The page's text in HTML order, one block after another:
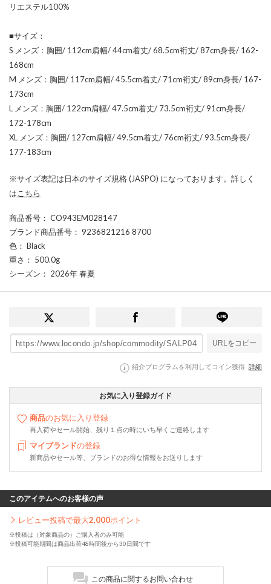
リエステル100%
■サイズ：
S メンズ：胸囲/ 112cm肩幅/ 44cm着丈/ 68.5cm裄丈/ 87cm身長/ 162-
168cm
M メンズ：胸囲/ 117cm肩幅/ 45.5cm着丈/ 71cm裄丈/ 89cm身長/ 167-
173cm
L メンズ：胸囲/ 122cm肩幅/ 47.5cm着丈/ 73.5cm裄丈/ 91cm身長/
172-178cm
XL メンズ：胸囲/ 127cm肩幅/ 49.5cm着丈/ 76cm裄丈/ 93.5cm身長/
177-183cm
※サイズ表記は日本のサイズ規格 (JASPO) になっております。詳しく
は こちら
商品番号 ： CO943EM028147
ブランド商品番号 ： 9236821216 8700
色 ： Black
重さ ： 500.0g
シーズン ： 2026年 春夏
URLをコピー
紹介プログラムを利用してコイン獲得 詳細
お気に入り登録ガイド
商品のお気に入り登録
再入荷やセール開始、残り１点の時にいち早くご連絡します
マイブランドの登録
新商品やセール等、ブランドのお得な情報をお送りします
このアイテムへのお客様の声
レビュー投稿で最大2,000ポイント
※投稿は（対象商品の）ご購入者のみ可能
※投稿可能期間は商品出荷48時間後から30日間です
この商品に関するお問い合わせ